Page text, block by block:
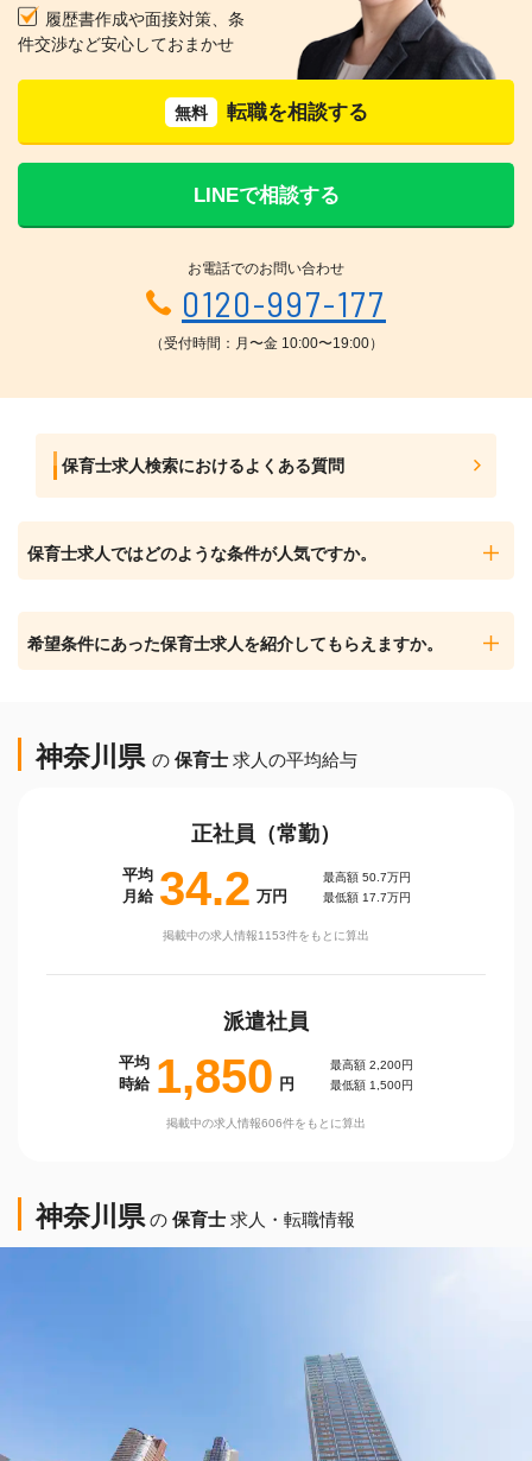
履歴書作成や面接対策、条
件交渉など安心しておまかせ
無料 転職を相談する
LINEで相談する
お電話でのお問い合わせ
0120-997-177
（受付時間：月〜金 10:00〜19:00）
保育士求人検索におけるよくある質問
保育士求人ではどのような条件が人気ですか。
希望条件にあった保育士求人を紹介してもらえますか。
神奈川県 の 保育士 求人の平均給与
正社員（常勤）
平均
月給 34.2 万円
最高額 50.7万円
最低額 17.7万円
掲載中の求人情報1153件をもとに算出
派遣社員
平均
時給 1,850 円
最高額 2,200円
最低額 1,500円
掲載中の求人情報606件をもとに算出
神奈川県 の 保育士 求人・転職情報